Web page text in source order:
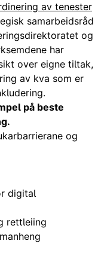
av tenester
samarbeidsråd
og
har
over eigne tiltak,
av kva som er
på beste
og
digital
rettleiing